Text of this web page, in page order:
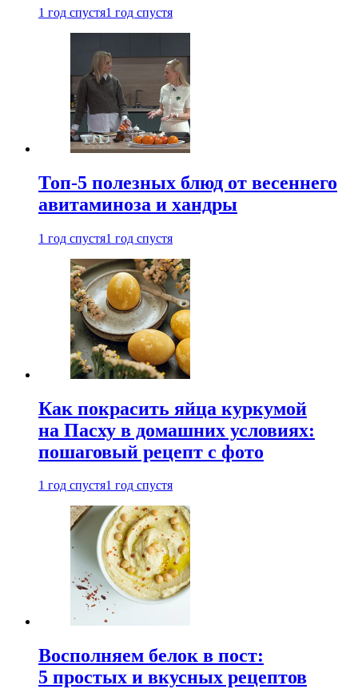
1 год спустя1 год спустя
Топ-5 полезных блюд от весеннего
авитаминоза и хандры
1 год спустя1 год спустя
Как покрасить яйца куркумой
на Пасху в домашних условиях:
пошаговый рецепт с фото
1 год спустя1 год спустя
Восполняем белок в пост:
5 простых и вкусных рецептов